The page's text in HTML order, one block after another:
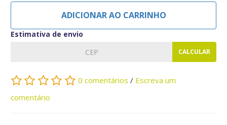
ADICIONAR AO CARRINHO
Estimativa de envio
CALCULAR
0 comentários / Escreva um
comentário